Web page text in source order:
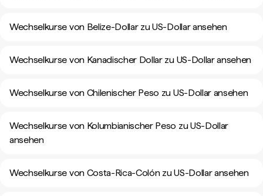
Wechselkurse von Belize-Dollar zu US-Dollar ansehen
Wechselkurse von Kanadischer Dollar zu US-Dollar ansehen
Wechselkurse von Chilenischer Peso zu US-Dollar ansehen
Wechselkurse von Kolumbianischer Peso zu US-Dollar
ansehen
Wechselkurse von Costa-Rica-Colón zu US-Dollar ansehen